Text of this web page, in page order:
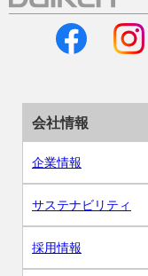
会社情報
企業情報
サステナビリティ
採用情報